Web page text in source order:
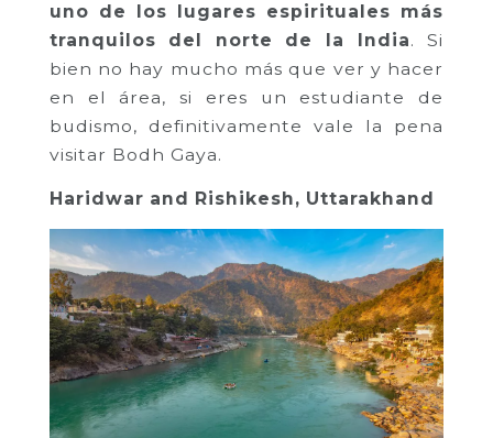
uno de los lugares espirituales más
tranquilos del norte de la India. Si
bien no hay mucho más que ver y hacer
en el área, si eres un estudiante de
budismo, definitivamente vale la pena
visitar Bodh Gaya.
Haridwar and Rishikesh, Uttarakhand